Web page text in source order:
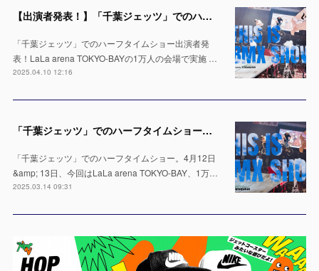
【出演者発表！】「千葉ジェッツ」でのハーフタイムショー LaLa arena TOKYO-BAYの1万人の会場で実施 ※4月12日 & 13日
「千葉ジェッツ」でのハーフタイムショー出演者発
表！LaLa arena TOKYO-BAYの1万人の会場で実施 …
2025.04.10 12:16
「千葉ジェッツ」でのハーフタイムショー出演決定！LaLa arena TOKYO-BAYの1万人の会場で実施 ※4月12日 & 13日
「千葉ジェッツ」でのハーフタイムショー。4月12日
&amp; 13日、今回はLaLa arena TOKYO-BAY、1万…
2025.03.14 09:31